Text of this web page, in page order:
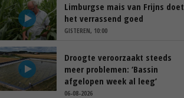
Limburgse mais van Frijns doet
het verrassend goed
GISTEREN, 10:00
Droogte veroorzaakt steeds
meer problemen: ‘Bassin
afgelopen week al leeg’
06-08-2026